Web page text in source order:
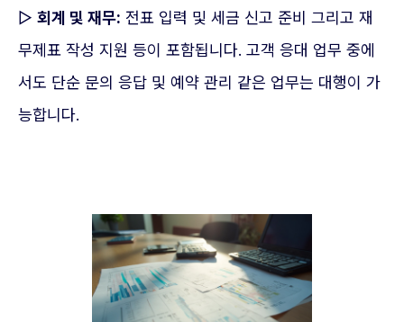
▷ 회계 및 재무: 전표 입력 및 세금 신고 준비 그리고 재
무제표 작성 지원 등이 포함됩니다. 고객 응대 업무 중에
서도 단순 문의 응답 및 예약 관리 같은 업무는 대행이 가
능합니다.